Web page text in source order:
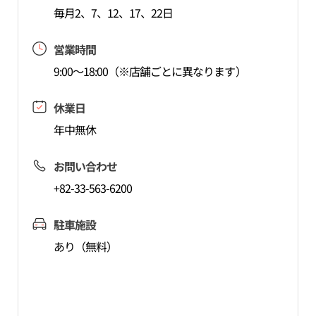
毎月2、7、12、17、22日
営業時間
9:00～18:00（※店舗ごとに異なります）
休業日
年中無休
お問い合わせ
+82-33-563-6200
駐車施設
あり（無料）